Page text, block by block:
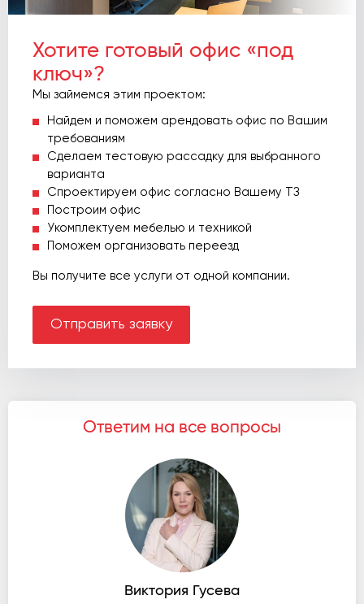
Хотите готовый офис «под
ключ»?
Мы займемся этим проектом:
Найдем и поможем арендовать офис по Вашим
требованиям
Сделаем тестовую рассадку для выбранного
варианта
Спроектируем офис согласно Вашему ТЗ
Построим офис
Укомплектуем мебелью и техникой
Поможем организовать переезд
Вы получите все услуги от одной компании.
Отправить заявку
Ответим на все вопросы
Виктория Гусева